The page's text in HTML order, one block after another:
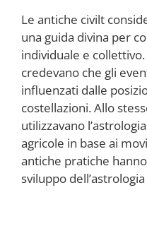
Le antiche civilt
una guida divina per
individuale e
credevano che gli
influenzati dalle
costellazioni. Allo
utilizzavano
agricole in base ai
antiche pratiche
sviluppo